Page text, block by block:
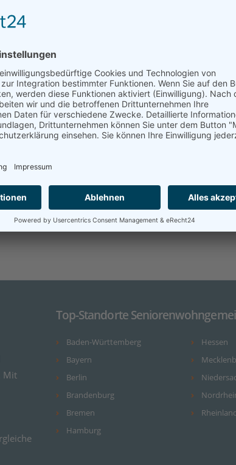
Zuhilfenahme eines mobilen Pflegedienstes statt.
der Umzug in eine Seniorenwohngemeinschaft eine
eine Übersicht über das Angebot an Pflegeplätzen in
und Intensivpflege-Wohngemeinschaften in
von mobilen Pflegediensten betreut. Bitte denken
zu beantragen.
Mit
Top-Standorte
Baden-Württemberg
Bayern
Berlin
Brandenburg
Bremen
Hamburg
Hessen